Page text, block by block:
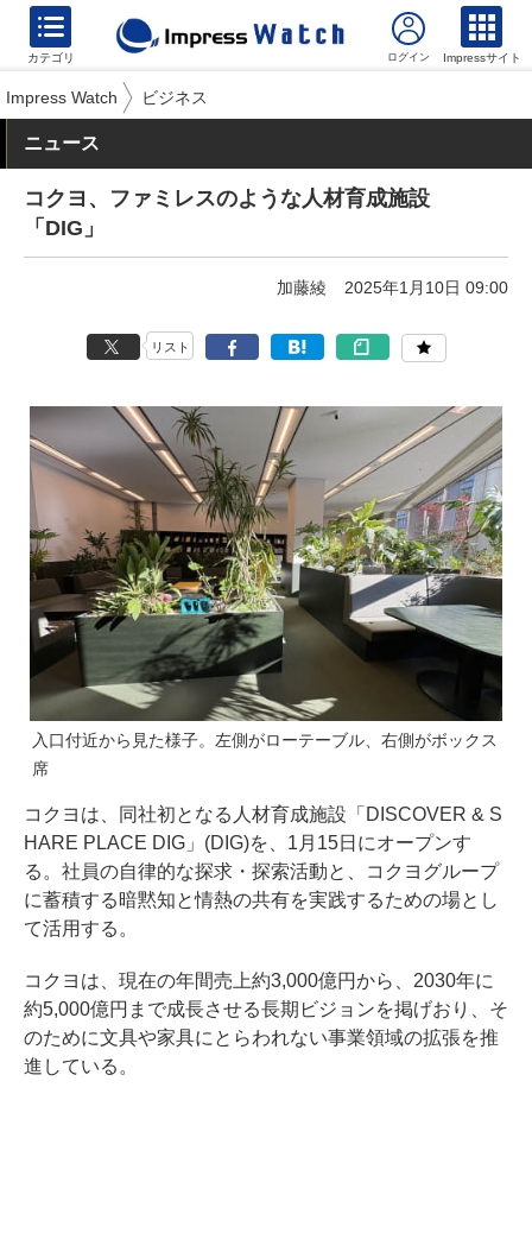
カテゴリ Impressサイト
Impress Watch ビジネス
ニュース
コクヨ、ファミレスのような人材育成施設
「DIG」
加藤綾 2025年1月10日 09:00
リスト
入口付近から見た様子。左側がローテーブル、右側がボックス
席
コクヨは、同社初となる人材育成施設「DISCOVER & S
HARE PLACE DIG」(DIG)を、1月15日にオープンす
る。社員の自律的な探求・探索活動と、コクヨグループ
に蓄積する暗黙知と情熱の共有を実践するための場とし
て活用する。
コクヨは、現在の年間売上約3,000億円から、2030年に
約5,000億円まで成長させる長期ビジョンを掲げおり、そ
のために文具や家具にとらわれない事業領域の拡張を推
進している。